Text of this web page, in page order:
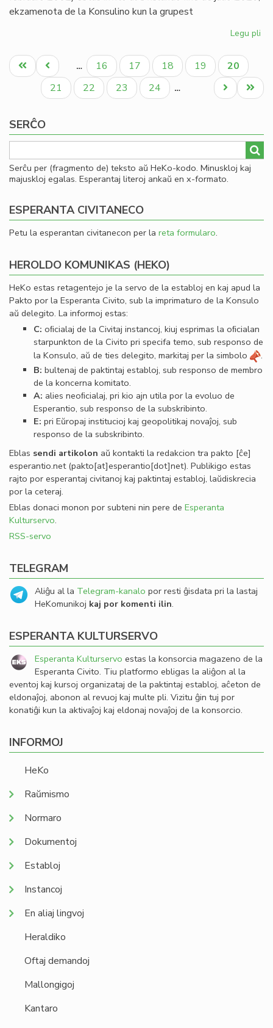
ekzamenota de la Konsulino kun la grupest
Legu pli
kaj
Pagination
Unua
paĝo
Antaŭa
paĝo
… Paĝo
16 Paĝo
17 Paĝo
18 Paĝo
19
Aktuala
paĝo
20
Paĝo
21 Paĝo
22 Paĝo
23 Paĝo
24 …
Last
page
Next
page
SERĈO
Serĉu per (fragmento de) teksto aŭ HeKo-kodo. Minuskloj kaj
majuskloj egalas. Esperantaj literoj ankaŭ en x-formato.
ESPERANTA CIVITANECO
Petu la esperantan civitanecon per la reta formularo.
HEROLDO KOMUNIKAS (HEKO)
HeKo estas retagentejo je la servo de la establoj en kaj apud la
Pakto por la Esperanta Civito, sub la imprimaturo de la Konsulo
aŭ delegito. La informoj estas:
C: oﬁcialaj de la Civitaj instancoj, kiuj esprimas la oﬁcialan
starpunkton de la Civito pri specifa temo, sub responso de
la Konsulo, aŭ de ties delegito, markitaj per la simbolo
.
B: bultenaj de paktintaj establoj, sub responso de membro
de la koncerna komitato.
A: alies neoﬁcialaj, pri kio ajn utila por la evoluo de
Esperantio, sub responso de la subskribinto.
E: pri Eŭropaj institucioj kaj geopolitikaj novaĵoj, sub
responso de la subskribinto.
Eblas sendi artikolon aŭ kontakti la redakcion tra pakto [ĉe]
esperantio.net(pakto[at]esperantio[dot]net). Publikigo estas
rajto por esperantaj civitanoj kaj paktintaj establoj, laŭdiskrecia
por la ceteraj.
Eblas donaci monon por subteni nin pere de Esperanta
Kulturservo.
RSS-servo
TELEGRAM
Aliĝu al la Telegram-kanalo por resti ĝisdata pri la lastaj
HeKomunikoj kaj por komenti ilin.
ESPERANTA KULTURSERVO
Esperanta Kulturservo estas la konsorcia magazeno de la
Esperanta Civito. Tiu platformo ebligas la aliĝon al la
eventoj kaj kursoj organizataj de la paktintaj establoj, aĉeton de
eldonaĵoj, abonon al revuoj kaj multe pli. Vizitu ĝin tuj por
konatiĝi kun la aktivaĵoj kaj eldonaj novaĵoj de la konsorcio.
INFORMOJ
HeKo
Raŭmismo
Normaro
Dokumentoj
Establoj
Instancoj
En aliaj lingvoj
Heraldiko
Oftaj demandoj
Mallongigoj
Kantaro